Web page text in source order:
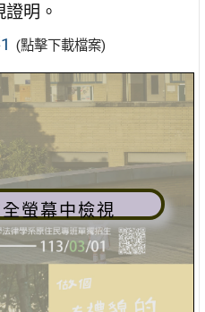
明。
(點擊下載檔案)
螢幕中檢視